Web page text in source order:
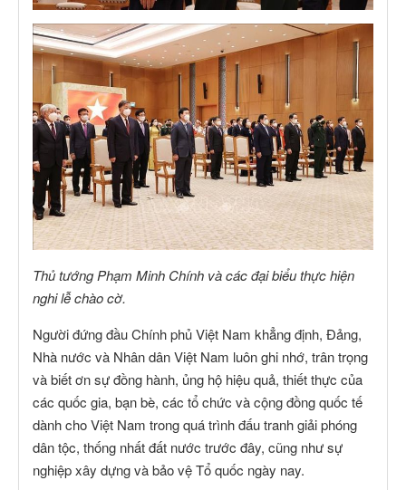
Thủ tướng Phạm Minh Chính và các đại biểu thực hiện
nghi lễ chào cờ.
Người đứng đầu Chính phủ Việt Nam khẳng định, Đảng,
Nhà nước và Nhân dân Việt Nam luôn ghi nhớ, trân trọng
và biết ơn sự đồng hành, ủng hộ hiệu quả, thiết thực của
các quốc gia, bạn bè, các tổ chức và cộng đồng quốc tế
dành cho Việt Nam trong quá trình đấu tranh giải phóng
dân tộc, thống nhất đất nước trước đây, cũng như sự
nghiệp xây dựng và bảo vệ Tổ quốc ngày nay.